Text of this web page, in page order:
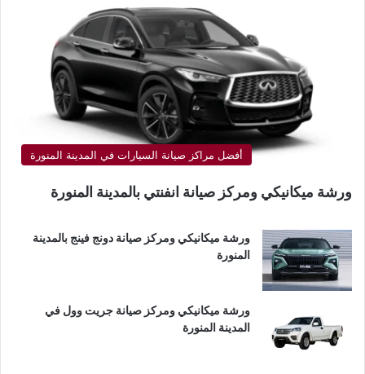
أفضل مراكز صيانة السيارات في المدينة المنورة
ورشة ميكانيكي ومركز صيانة انفنتي بالمدينة المنورة
ورشة ميكانيكي ومركز صيانة دونج فينج بالمدينة
المنورة
ورشة ميكانيكي ومركز صيانة جريت وول في
المدينة المنورة